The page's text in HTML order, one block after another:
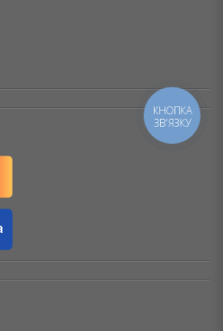
КНОПКА
ЗВ'ЯЗКУ